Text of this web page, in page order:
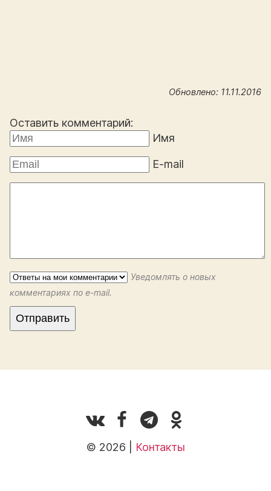
Обновлено: 11.11.2016
Оставить комментарий:
Имя
E-mail
Уведомлять о новых
комментариях по e-mail.
© 2026 | Контакты